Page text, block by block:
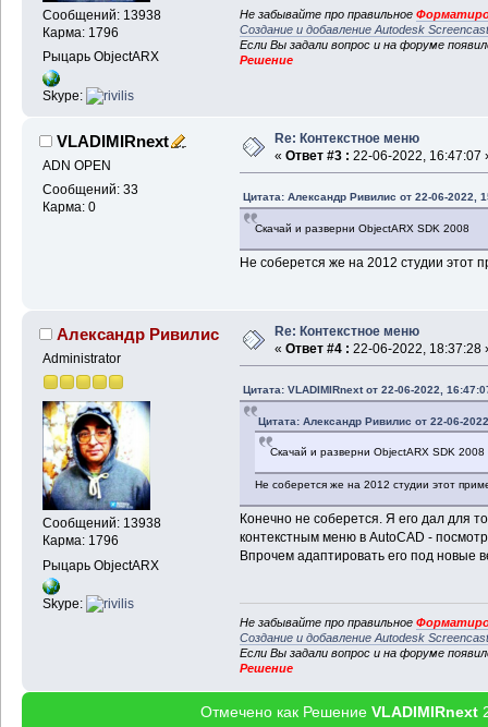
Сообщений: 13938
Карма: 1796
Рыцарь ObjectARX
Skype:
Не забывайте про правильное
Создание и добавление Autodesk
Если Вы задали вопрос и на форуме
Решение
VLADIMIRnext
ADN OPEN
Сообщений: 33
Карма: 0
Re: Контекстное меню
« Ответ #3 : 22-06-2022, 16:47:07
Цитата: Александр Ривилис от 22-06-2022,
Скачай и разверни ObjectARX SDK 2008
Не соберется же на 2012 студии этот
Александр Ривилис
Administrator
Сообщений: 13938
Карма: 1796
Рыцарь ObjectARX
Skype:
Re: Контекстное меню
« Ответ #4 : 22-06-2022, 18:37:28
Цитата: VLADIMIRnext от 22-06-2022,
Цитата: Александр Ривилис от 22-06-
Скачай и разверни ObjectARX SDK 2008
Не соберется же на 2012 студии этот
Конечно не соберется. Я его дал для
контекстным меню в AutoCAD -
Впрочем адаптировать его под новые
Не забывайте про правильное
Создание и добавление Autodesk
Если Вы задали вопрос и на форуме
Решение
Отмечено как Решение VLADIMIRnext